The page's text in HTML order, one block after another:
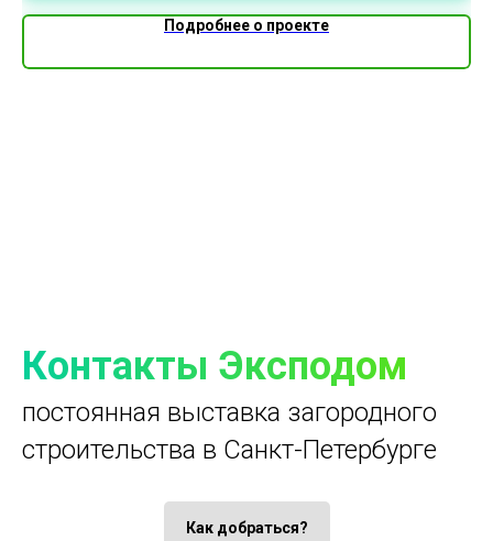
Подробнее о проекте
Контакты Эксподом
постоянная выставка загородного
строительства в Санкт-Петербурге
Как добраться?